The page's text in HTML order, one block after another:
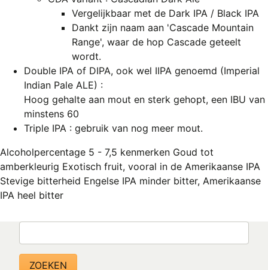
Vergelijkbaar met de Dark IPA / Black IPA
Dankt zijn naam aan 'Cascade Mountain
Range', waar de hop Cascade geteelt
wordt.
Double IPA of DIPA, ook wel IIPA genoemd (Imperial
Indian Pale ALE) :
Hoog gehalte aan mout en sterk gehopt, een IBU van
minstens 60
Triple IPA : gebruik van nog meer mout.
Alcoholpercentage 5 - 7,5 kenmerken Goud tot
amberkleurig Exotisch fruit, vooral in de Amerikaanse IPA
Stevige bitterheid Engelse IPA minder bitter, Amerikaanse
IPA heel bitter